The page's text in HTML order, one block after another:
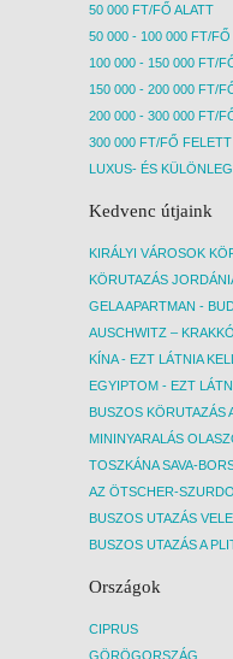
50 000 FT/FŐ ALATT
300 000 FT/FŐ FELETT
Kedvenc útjaink
Országok
CIPRUS
GÖRÖGORSZÁG